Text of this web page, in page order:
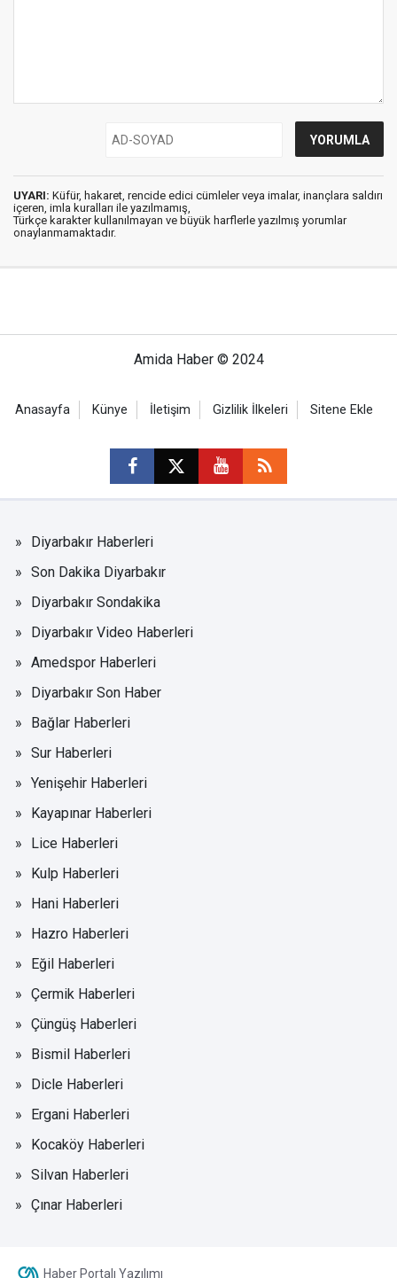
UYARI: Küfür, hakaret, rencide edici cümleler veya imalar, inançlara saldırı
içeren, imla kuralları ile yazılmamış,
Türkçe karakter kullanılmayan ve büyük harflerle yazılmış yorumlar
onaylanmamaktadır.
Amida Haber © 2024
Anasayfa Künye İletişim Gizlilik İlkeleri Sitene Ekle
Diyarbakır Haberleri
Son Dakika Diyarbakır
Diyarbakır Sondakika
Diyarbakır Video Haberleri
Amedspor Haberleri
Diyarbakır Son Haber
Bağlar Haberleri
Sur Haberleri
Yenişehir Haberleri
Kayapınar Haberleri
Lice Haberleri
Kulp Haberleri
Hani Haberleri
Hazro Haberleri
Eğil Haberleri
Çermik Haberleri
Çüngüş Haberleri
Bismil Haberleri
Dicle Haberleri
Ergani Haberleri
Kocaköy Haberleri
Silvan Haberleri
Çınar Haberleri
Haber Portalı Yazılımı